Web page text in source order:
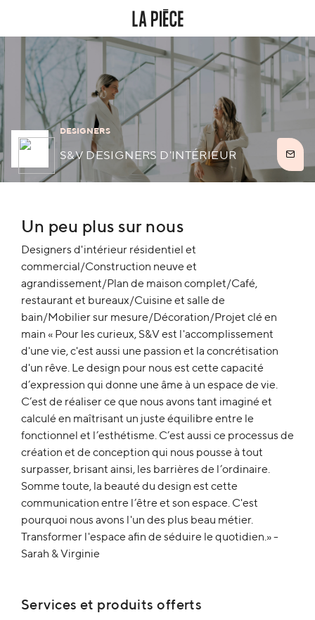
DESIGNERS
S&V DESIGNERS D'INTÉRIEUR
Un peu plus sur nous
Designers d'intérieur résidentiel et
commercial/Construction neuve et
agrandissement/Plan de maison complet/Café,
restaurant et bureaux/Cuisine et salle de
bain/Mobilier sur mesure/Décoration/Projet clé en
main « Pour les curieux, S&V est l'accomplissement
d'une vie, c'est aussi une passion et la concrétisation
d'un rêve. Le design pour nous est cette capacité
d’expression qui donne une âme à un espace de vie.
C’est de réaliser ce que nous avons tant imaginé et
calculé en maîtrisant un juste équilibre entre le
fonctionnel et l’esthétisme. C’est aussi ce processus de
création et de conception qui nous pousse à tout
surpasser, brisant ainsi, les barrières de l’ordinaire.
Somme toute, la beauté du design est cette
communication entre l’être et son espace. C'est
pourquoi nous avons l'un des plus beau métier.
Transformer l'espace afin de séduire le quotidien.» -
Sarah & Virginie
Services et produits offerts